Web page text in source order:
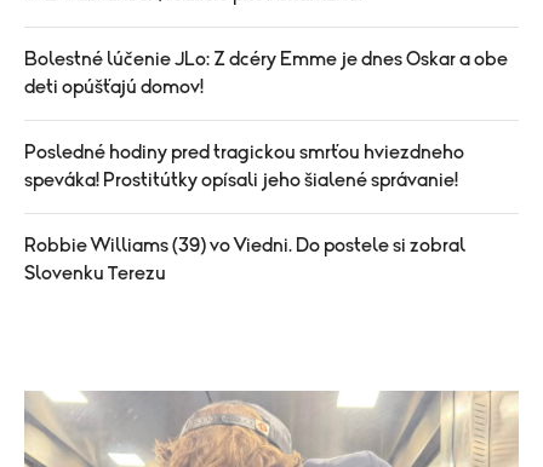
Bolestné lúčenie JLo: Z dcéry Emme je dnes Oskar a obe
deti opúšťajú domov!
Posledné hodiny pred tragickou smrťou hviezdneho
speváka! Prostitútky opísali jeho šialené správanie!
Robbie Williams (39) vo Viedni. Do postele si zobral
Slovenku Terezu